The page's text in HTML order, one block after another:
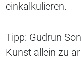
einkalkulieren.
Tipp: Gudrun
Kunst allein zu